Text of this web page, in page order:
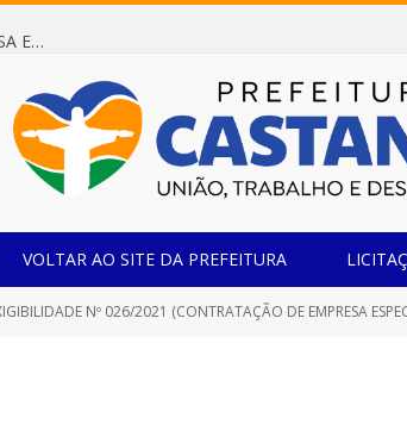
Dispensa de Licitação 085/2026 (CONTRATAÇÃO DE EMPRESA ESPECIALIZADA NA FABRICAÇÃO DE MÓVEIS SOB MEDIDA COM ESTRUTURA METÁLICA EM METALON PARA ATENDIMENTO DAS NECESSIDADES DA SALA SIMOV DA EMEF MADRE MARIA VIGANÓ)
VOLTAR AO SITE DA PREFEITURA
Nº 026/2021 (CONTRATAÇÃO DE EMPRESA ESPECIALIZADA NA